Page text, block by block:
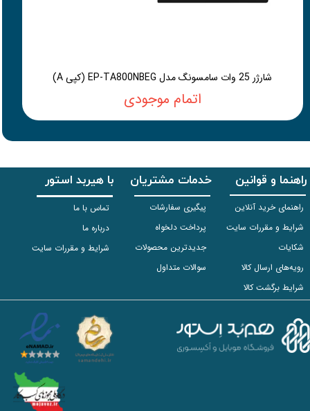
شارژر 25 وات سامسونگ مدل EP-TA800NBEG (کپی A)
اتمام موجودی
راهنما و قوانین
راهنمای خرید آنلاین
شرایط و مقررات سایت
شکایات
رویه‌های ارسال کالا
شرایط برگشت کالا
خدمات مشتریان
پیگیری سفارشات
پرداخت دلخواه
جدیدترین محصولات
سوالات متداول
با هیربد استور
تماس با ما
درباره ما
شرایط و مقررات سایت